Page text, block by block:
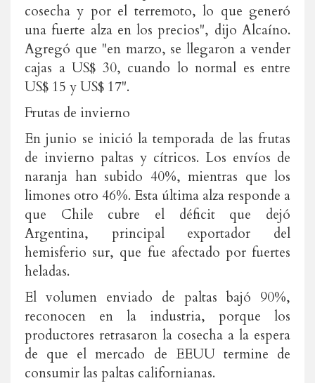
cosecha y por el terremoto, lo que generó
una fuerte alza en los precios", dijo Alcaíno.
Agregó que "en marzo, se llegaron a vender
cajas a US$ 30, cuando lo normal es entre
US$ 15 y US$ 17".
Frutas de invierno
En junio se inició la temporada de las frutas
de invierno paltas y cítricos. Los envíos de
naranja han subido 40%, mientras que los
limones otro 46%. Esta última alza responde a
que Chile cubre el déficit que dejó
Argentina, principal exportador del
hemisferio sur, que fue afectado por fuertes
heladas.
El volumen enviado de paltas bajó 90%,
reconocen en la industria, porque los
productores retrasaron la cosecha a la espera
de que el mercado de EEUU termine de
consumir las paltas californianas.